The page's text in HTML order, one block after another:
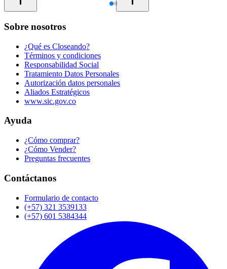
Sobre nosotros
¿Qué es Closeando?
Términos y condiciones
Responsabilidad Social
Tratamiento Datos Personales
Autorización datos personales
Aliados Estratégicos
www.sic.gov.co
Ayuda
¿Cómo comprar?
¿Cómo Vender?
Preguntas frecuentes
Contáctanos
Formulario de contacto
(+57) 321 3539133
(+57) 601 5384344